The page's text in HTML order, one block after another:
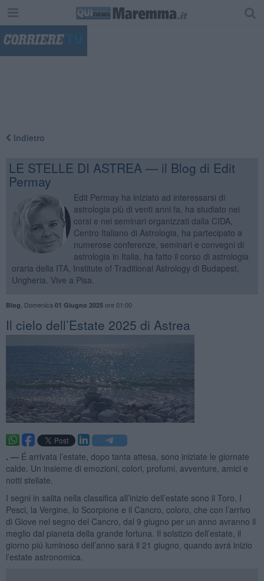
Indietro
LE STELLE DI ASTREA — il Blog di Edit
Permay
Edit Permay ha iniziato ad interessarsi di
astrologia più di venti anni fa, ha studiato nei
corsi e nei seminari organizzati dalla CIDA,
Centro Italiano di Astrologia, ha partecipato a
numerose conferenze, seminari e convegni di
astrologia in Italia, ha fatto il corso di astrologia
oraria della ITA, Institute of Traditional Astrology di Budapest,
Ungheria. Vive a Pisa.
Blog Domenica 01 Giugno 2025ore 01:00
Il cielo dell’Estate 2025 di Astrea
. — É arrivata l’estate, dopo tanta attesa, sono iniziate le giornate
calde. Un insieme di emozioni, colori, profumi, avventure, amici e
notti stellate.
I segni in salita nella classifica all’inizio dell’estate sono il Toro, I
Pesci, la Vergine, lo Scorpione e il Cancro, coloro, che con l’arrivo
di Giove nel segno del Cancro, dal 9 giugno per un anno avranno il
meglio dal pianeta della grande fortuna. Il solstizio dell’estate, il
giorno piú luminoso dell’anno sará il 21 giugno, quando avrá inizio
l’estate astronomica.